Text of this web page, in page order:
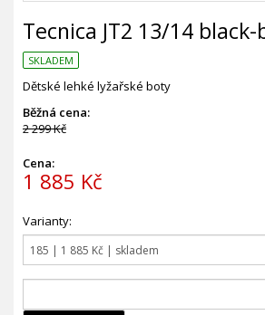
Tecnica JT2 13/14 black-
SKLADEM
Dětské lehké lyžařské boty
Běžná cena:
2 299 Kč
Cena:
1 885 Kč
Varianty: